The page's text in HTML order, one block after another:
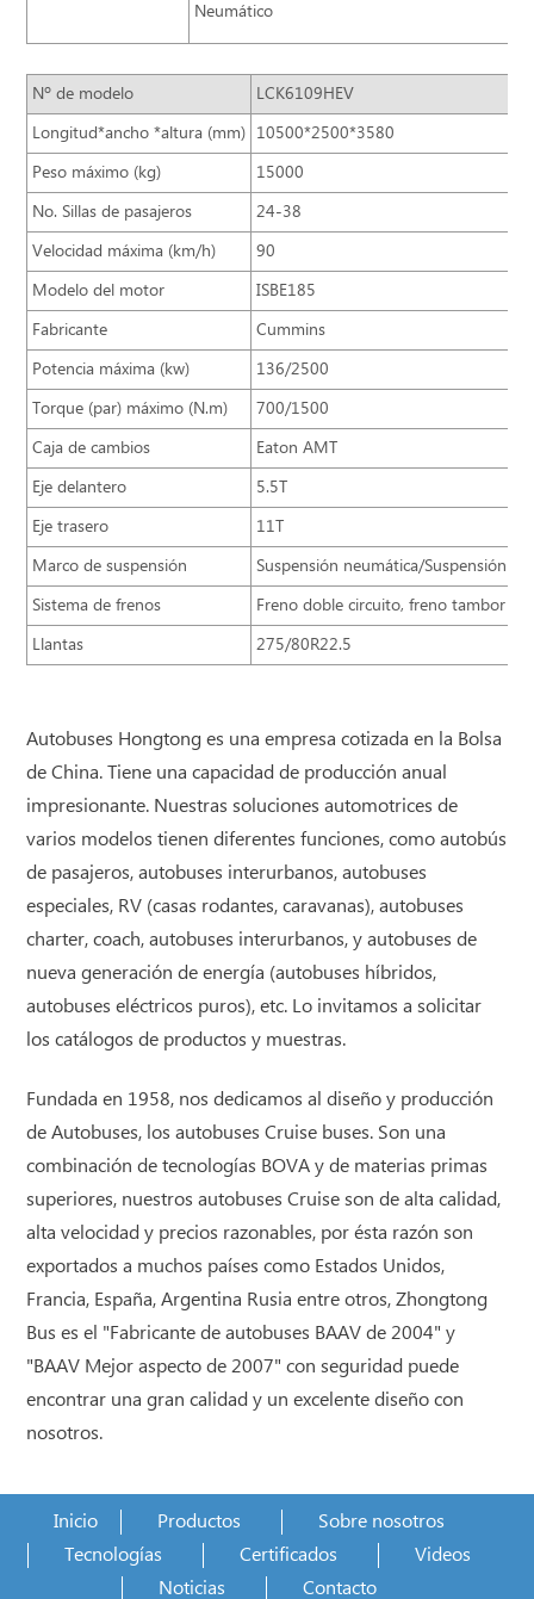
Neumático
Nº de modelo
LCK6109HEV
Longitud*ancho *altura (mm) 10500*2500*3580
Peso máximo (kg)
15000
No. Sillas de pasajeros
24-38
Velocidad máxima (km/h)
90
Modelo del motor
ISBE185
Fabricante
Cummins
Potencia máxima (kw)
136/2500
Torque (par) máximo (N.m)
700/1500
Caja de cambios
Eaton AMT
Eje delantero
5.5T
Eje trasero
11T
Marco de suspensión
Suspensión neumática/Suspensión
Sistema de frenos
Freno doble circuito, freno tambor
Llantas
275/80R22.5
Autobuses Hongtong es una empresa cotizada en la Bolsa
de China. Tiene una capacidad de producción anual
impresionante. Nuestras soluciones automotrices de
varios modelos tienen diferentes funciones, como autobús
de pasajeros, autobuses interurbanos, autobuses
especiales, RV (casas rodantes, caravanas), autobuses
charter, coach, autobuses interurbanos, y autobuses de
nueva generación de energía (autobuses híbridos,
autobuses eléctricos puros), etc. Lo invitamos a solicitar
los catálogos de productos y muestras.
Fundada en 1958, nos dedicamos al diseño y producción
de Autobuses, los autobuses Cruise buses. Son una
combinación de tecnologías BOVA y de materias primas
superiores, nuestros autobuses Cruise son de alta calidad,
alta velocidad y precios razonables, por ésta razón son
exportados a muchos países como Estados Unidos,
Francia, España, Argentina Rusia entre otros, Zhongtong
Bus es el "Fabricante de autobuses BAAV de 2004" y
"BAAV Mejor aspecto de 2007" con seguridad puede
encontrar una gran calidad y un excelente diseño con
nosotros.
Inicio Productos
Sobre nosotros
Tecnologías
Certificados
Videos
Noticias
Contacto